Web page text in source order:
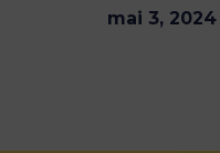
mai 3, 2024